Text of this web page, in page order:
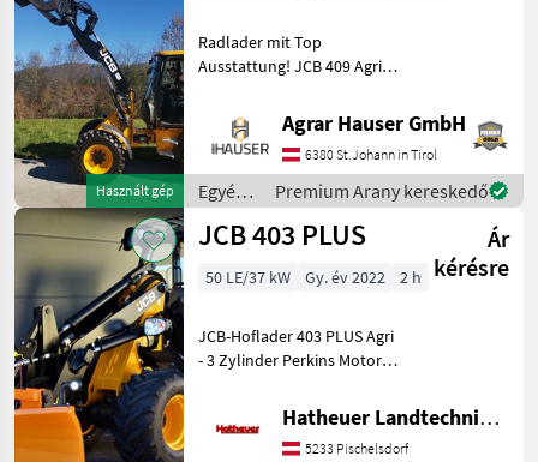
Használt gép
Radlader mit Top
Ausstattung! JCB 409 Agri
Kohler Stage V 4-Zylinder
2.482ccm, - Hydrostatischen
Fahrantrieb 4-stufig
40km/h, - Komfort
Agrar Hauser GmbH
6380 St.Johann in Tirol
Egyéb
mezőgazdasági
erőgépek
Premium Arany kereskedő
JCB 403 PLUS
Ár
kérésre
50 LE/37 kW Gy. év 2022 2 h
JCB-Hoflader 403 PLUS Agri
- 3 Zylinder Perkins Motor -
Geräteverriegelung - Zusatz
Hydraulikkreis -
Hydrostatisch 2-Gang
Hatheuer Landtechnik GmbH & Co.KG.
5233 Pischelsdorf